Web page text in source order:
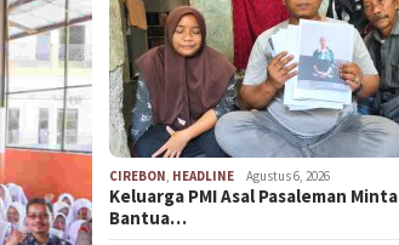
CIREBON, HEADLINE Agustus 6, 2026
Keluarga PMI Asal Pasaleman Minta
Bantua…